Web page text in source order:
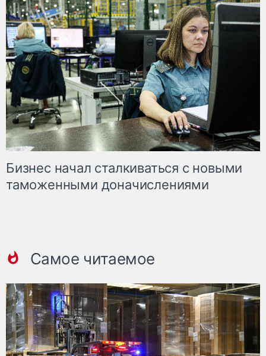
Бизнес начал сталкиваться с новыми
таможенными доначислениями
Самое читаемое